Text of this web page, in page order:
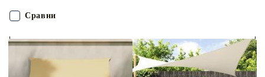
специално обработена, така че е устойчива на мухъл и UV
лъчи. Сенникът е лесен за сглобяване благодарение на
и включените въжета. Добре е да знаете: Монтирайте 2 ъгъла
на платната по-високо от останалите, за да позволите на
водата да се оттича.
ПОРЪЧАЙ БЕЗ РЕГИСТРАЦИЯ
Наш представител ще се свърже с Вас в рамките на работния ден!
Сравни